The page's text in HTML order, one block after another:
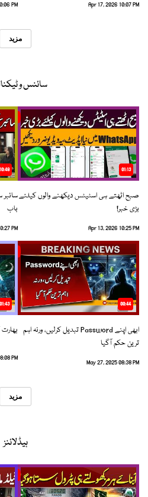
Apr 17, 2026 10:07 PM
PM
مزید
سائنس و
01:13
صبح اٹھتے ہی اسٹیٹس دیکھنے والوں کیلئے
بڑی خبر!
Apr 13, 2026 10:25 PM
10:48
سائبر
باب
PM
00:44
ابھی اپنے Password تبدیل کرلیں، ورنہ اہم
ترین حکم آگیا
May 27, 2025 08:38 PM
01:43
PM
مزید
ہیڈلائنز